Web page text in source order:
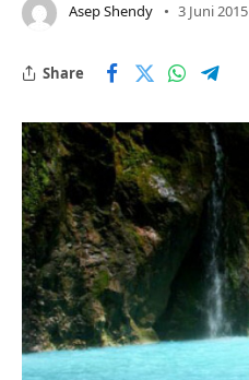
Asep Shendy 3 Juni 2015
Share